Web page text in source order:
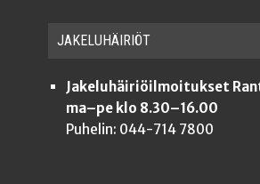
JAKE­LU­HÄI­RIÖT
Jakeluhäiriöilmoitukset
ma–pe klo 8.30–16.00
Puhelin: 044-714 7800